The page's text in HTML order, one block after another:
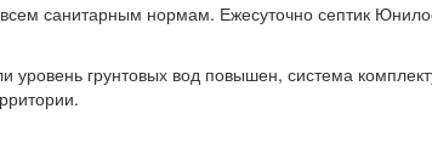
всем санитарным нормам. Ежесуточно септик
грунтовых вод повышен, система